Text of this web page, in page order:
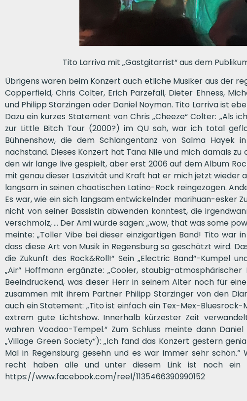
Tito Larriva mit „Gastgitarrist“ aus dem
Übrigens waren beim Konzert auch etliche Musiker aus der
Copperfield, Chris Colter, Erich Parzefall, Dieter Ehness,
und Philipp Starzingen oder Daniel Noyman. Tito Larriva ist
Dazu ein kurzes Statement von Chris „Cheeze“ Colter: „Als
zur Little Bitch Tour (2000?) im QU sah, war ich total
Bühnenshow, die dem Schlangentanz von Salma Hayek
nachstand. Dieses Konzert hat Tana Nile und mich damals zu
den wir lange live gespielt, aber erst 2006 auf dem Album
mit genau dieser Laszivität und Kraft hat er mich jetzt wieder
langsam in seinen chaotischen Latino-Rock reingezogen.
Es war, wie ein sich langsam entwickelnder marihuan-esker
nicht von seiner Bassistin abwenden konntest, die
verschmolz, … Der Ami würde sagen: „wow, that was some
meinte: „Toller Vibe bei dieser einzigartigen Band! Tito war
dass diese Art von Musik in Regensburg so geschätzt wird.
die Zukunft des Rock&Roll!“ Sein „Electric Band“-Kumpel
„Air“ Hoffmann ergänzte: „Cooler, staubig-
Beeindruckend, was dieser Herr in seinem Alter noch für
zusammen mit ihrem Partner Philipp Starzinger von den
auch ein Statement: „Tito ist einfach ein Tex-Mex-Bluesrock-
extrem gute Lichtshow. Innerhalb kürzester Zeit
wahren Voodoo-Tempel.“ Zum Schluss meinte dann
„Village Green Society“): „Ich fand das Konzert gestern
Mal in Regensburg gesehn und es war immer sehr
recht haben alle und unter diesem Link ist noch ein
https://www.facebook.com/reel/1135466390990152